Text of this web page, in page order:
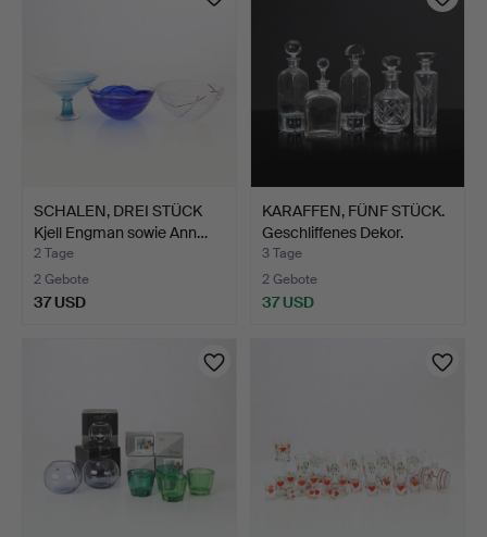
SCHALEN, DREI STÜCK
Kjell Engman sowie Ann…
2 Tage
2 Gebote
37 USD
KARAFFEN, FÜNF STÜCK.
Geschliffenes Dekor.
3 Tage
2 Gebote
37 USD